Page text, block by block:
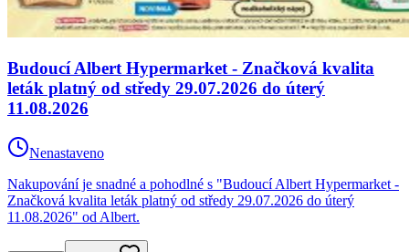
Budoucí Albert Hypermarket - Značková kvalita
leták platný od středy 29.07.2026 do úterý
11.08.2026
Nenastaveno
Nakupování je snadné a pohodlné s "Budoucí Albert Hypermarket -
Značková kvalita leták platný od středy 29.07.2026 do úterý
11.08.2026" od Albert.